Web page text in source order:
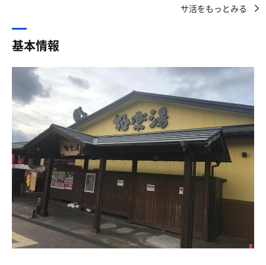
お風呂のとこに1個しかなかったんですけど
サウナーのために作られたものだと！！それは使わね
なんだろう、スーっとする
気持ちがいい！！！サウナーの皆さまぜひ！！
③グッズの幅広さ
サウナハットなんとオリジナルのものが！！
最近サウナハット買ったばかりなんで残念
オリジナルのものも多くてヒロアカのサウナハットま
で！！
ヒロアカのサウナハット可愛すぎて本気でまだ悩んでま
す
うーん、サウナハットほしいの多すぎ
娘はサウナに入らないので、ここで1回お風呂を上がって
着替え、2階の寝転びスペースに。
ウナに戻る。
「べりこったら、けろっぴが好きな娘なんて、小学生位で
しょう❓そんな小さい子供を一人で漫画読ませて残してお
くなんて、非常識だ‼️😠」と思われてるかもしれません
が、違います‼️誤解です‼️
うちの娘、大学生です。
いらん情報やしわざわざ言う事でもないかな、と思いまし
たが、べりこは子供放置するヤバい奴、と思われたらイヤ
なので一応書いておきました…。
ちなみに娘が読みたかった漫画は「ラーメン発見伝」で
す。
1巻の発行年数が自分の産まれた年だ、と驚愕していまし
た。
るし、我慢するのも食事を楽しめない。
さて、あらためて靴箱に。
靴箱の鍵を閉めるのに百円玉を入れなければならない。
チケットは券売機で購入するタイプだが、フロントでクー
ポンを見せて50円安くで入館した。
まずは掛け湯。
ぬるい。というか冷たい。
最初は温まりたいところだが、実はこれには秘密がある。
体を清める。
時間止めカランの時間がかなり長くありがたい。
お風呂は内風呂が２種類、外風呂は期間限定の香りの浴
サ活をもっとみる
基本情報